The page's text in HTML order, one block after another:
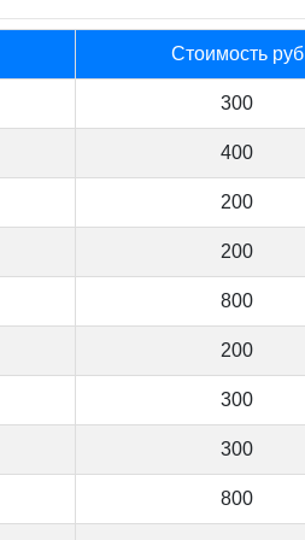
Стоимость руб
300
400
200
200
800
200
300
300
800